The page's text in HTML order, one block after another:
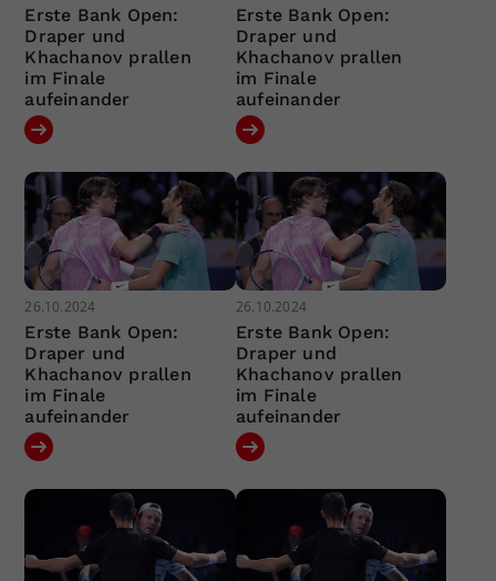
Erste Bank Open:
Draper und
Khachanov prallen
im Finale
aufeinander
Erste Bank Open:
Draper und
Khachanov prallen
im Finale
aufeinander
26.10.2024
Erste Bank Open:
Draper und
Khachanov prallen
im Finale
aufeinander
26.10.2024
Erste Bank Open:
Draper und
Khachanov prallen
im Finale
aufeinander